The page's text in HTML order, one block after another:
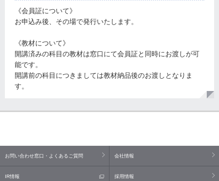
《会員証について》
お申込み後、その場で発行いたします。
《教材について》
開講済みの科目の教材は窓口にて会員証と同時にお渡しが可
能です。
開講前の科目につきましては教材納品後のお渡しとなりま
す。
お問い合わせ窓口・よくあるご質問 会社情報
IR情報 採用情報